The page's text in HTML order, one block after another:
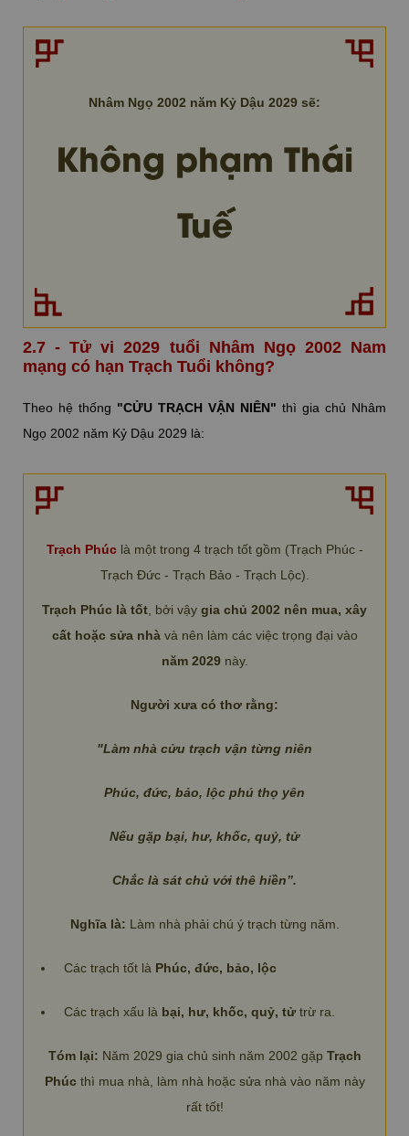
Nhâm Ngọ 2002 năm Kỷ Dậu 2029 sẽ:
Không phạm Thái
Tuế
2.7 - Tử vi 2029 tuổi Nhâm Ngọ 2002 Nam
mạng có hạn Trạch Tuổi không?
Theo hệ thống "CỬU TRẠCH VẬN NIÊN" thì gia chủ Nhâm
Ngọ 2002 năm Kỷ Dậu 2029 là:
Trạch Phúclà một trong 4 trạch tốt gồm (Trạch Phúc -
Trạch Đức - Trạch Bảo - Trạch Lộc).
Trạch Phúc là tốt , bởi vậy gia chủ 2002 nên mua, xây
cất hoặc sửa nhàvà nên làm các việc trọng đại vào
năm 2029này.
Người xưa có thơ rằng:
"Làm nhà cửu trạch vận từng niên
Phúc, đức, bảo, lộc phú thọ yên
Nếu gặp bại, hư, khốc, quỷ, tử
Chắc là sát chủ với thê hiền”.
Nghĩa là: Làm nhà phải chú ý trạch từng năm.
Các trạch tốt là Phúc, đức, bảo, lộc
Các trạch xấu là bại, hư, khốc, quỷ, tử trừ ra.
Tóm lại: Năm 2029 gia chủ sinh năm 2002 gặp Trạch
Phúcthì mua nhà, làm nhà hoặc sửa nhà vào năm này
rất tốt!